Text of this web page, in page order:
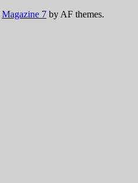
Magazine 7 by AF themes.